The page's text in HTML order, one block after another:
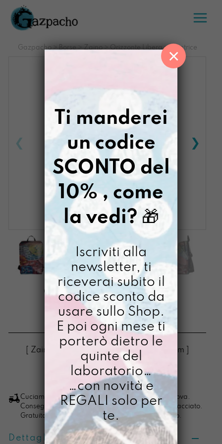
Salta
contenuto
Gazpacho> Borse > Zaino> Orizzonte Libera pensatrice
ORIZZONTE LIBERA
PENSATRICE
€168,00
[ Zaino Zaino pc max 15": 42 x 28,5 x 17 cm ]
Orizzonte
Libera
pensatrice
quantità
LO VOGLIO
Cuciamo ogni ordine nel nostro laboratorio di Padova.
Consegna in 4/5 giorni lavorativi, pacco sempre tracciato.
Gratuita per ordini di importo superiore ai 100 euro.
Dettagli prodotto
Ti manderei
un codice
SCONTO del
10% , come
la vedi? 🎁
Iscriviti alla
newsletter, ti
riceverai subito il
codice sconto da
usare sullo Shop.
E poi ogni mese ti
porterò dietro le
quinte del
laboratorio…
…con novità e
REGALI solo per
te.
×